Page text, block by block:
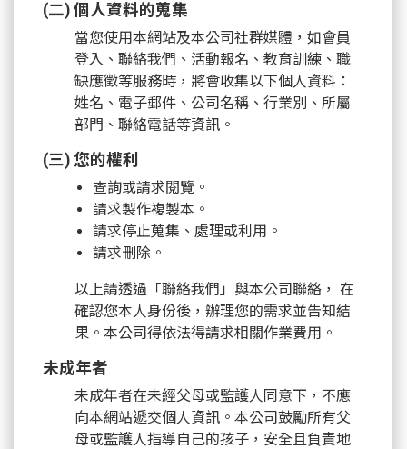
(二) 個人資料的蒐集
當您使用本網站及本公司社群媒體，如會員
登入、聯絡我們、活動報名、教育訓練、職
缺應徵等服務時，將會收集以下個人資料：
姓名、電子郵件、公司名稱、行業別、所屬
部門、聯絡電話等資訊。
(三) 您的權利
查詢或請求閱覽。
請求製作複製本。
請求停止蒐集、處理或利用。
請求刪除。
以上請透過「聯絡我們」與本公司聯絡， 在
確認您本人身份後，辦理您的需求並告知結
果。本公司得依法得請求相關作業費用。
未成年者
未成年者在未經父母或監護人同意下，不應
向本網站遞交個人資訊。本公司鼓勵所有父
母或監護人指導自己的孩子，安全且負責地